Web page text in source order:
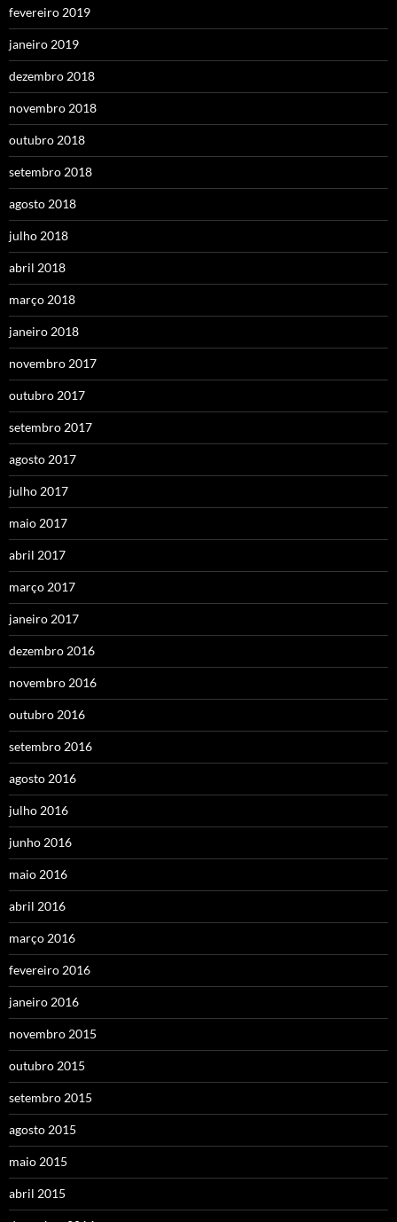
fevereiro 2019
janeiro 2019
dezembro 2018
novembro 2018
outubro 2018
setembro 2018
agosto 2018
julho 2018
abril 2018
março 2018
janeiro 2018
novembro 2017
outubro 2017
setembro 2017
agosto 2017
julho 2017
maio 2017
abril 2017
março 2017
janeiro 2017
dezembro 2016
novembro 2016
outubro 2016
setembro 2016
agosto 2016
julho 2016
junho 2016
maio 2016
abril 2016
março 2016
fevereiro 2016
janeiro 2016
novembro 2015
outubro 2015
setembro 2015
agosto 2015
maio 2015
abril 2015